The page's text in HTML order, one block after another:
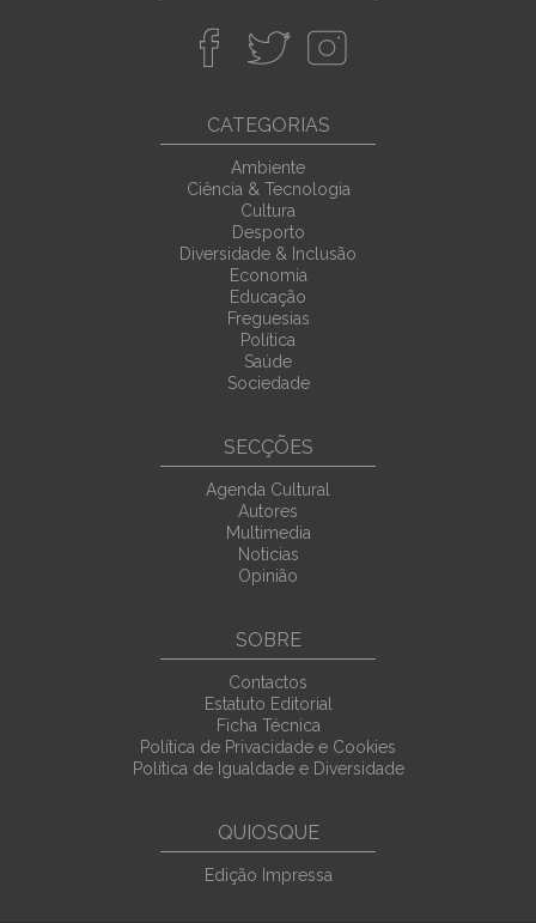
CATEGORIAS
Ambiente
Ciência & Tecnologia
Cultura
Desporto
Diversidade & Inclusão
Economia
Educação
Freguesias
Política
Saúde
Sociedade
SECÇÕES
Agenda Cultural
Autores
Multimedia
Noticias
Opinião
SOBRE
Contactos
Estatuto Editorial
Ficha Técnica
Política de Privacidade e Cookies
Política de Igualdade e Diversidade
QUIOSQUE
Edição Impressa